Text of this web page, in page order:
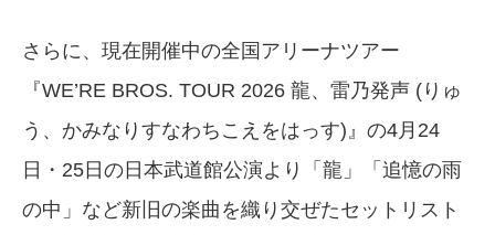
さらに、現在開催中の全国アリーナツアー
『WE’RE BROS. TOUR 2026 龍、雷乃発声 (りゅ
う、かみなりすなわちこえをはっす)』の4月24
日・25日の日本武道館公演より「龍」「追憶の雨
の中」など新旧の楽曲を織り交ぜたセットリスト